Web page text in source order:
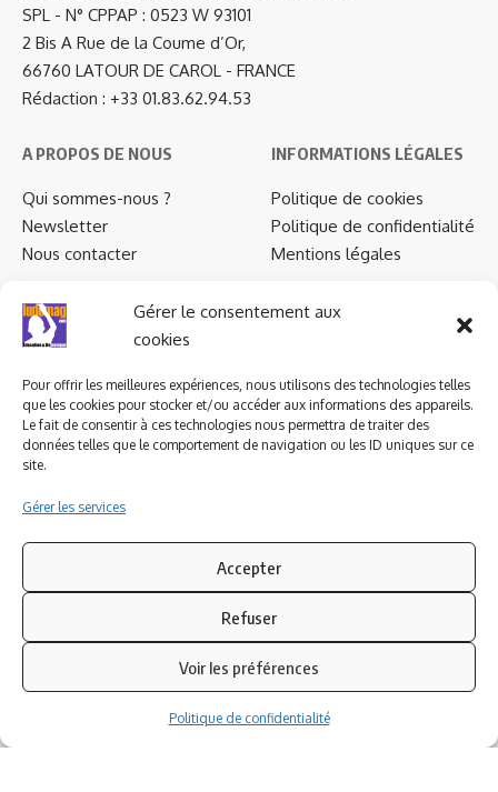
Gérer le consentement aux
cookies
Pour offrir les meilleures expériences, nous utilisons des technologies telles
que les cookies pour stocker et/ou accéder aux informations des appareils.
Le fait de consentir à ces technologies nous permettra de traiter des
données telles que le comportement de navigation ou les ID uniques sur ce
site.
Gérer les services
Accepter
Refuser
Voir les préférences
Politique de confidentialité
SPL - N° CPPAP : 0523 W 93101
2 Bis A Rue de la Coume d’Or,
66760 LATOUR DE CAROL - FRANCE
Rédaction : +33 01.83.62.94.53
A PROPOS DE NOUS
Qui sommes-nous ?
Newsletter
Nous contacter
Ludomag "Le Club"
INFORMATIONS LÉGALES
Politique de cookies
Politique de confidentialité
Mentions légales
LIENS UTILES
ludoviales
PARTENAIRES